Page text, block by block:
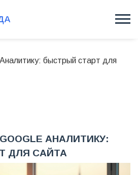
быстрый старт для
АНАЛИТИКУ:
ДЛЯ САЙТА